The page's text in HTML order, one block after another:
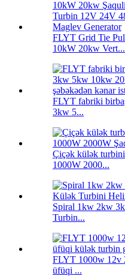
FLYT Grid Tie
10kW 20kw Vert...
FLYT fabriki
3kw 5...
Çiçək külək
1000W 2000...
Spiral 1kw 2kw
Turbin...
FLYT 1000w 12v
üfüqi ...